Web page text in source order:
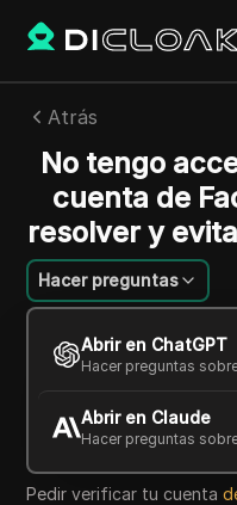
Atrás
No tengo
cuenta de
resolver y
Hacer preguntas
Abrir en ChatGPT
Hacer preguntas
Abrir en Claude
Hacer preguntas
Li Wenting
01 jul 2026 8
Copy Link
Pedir verificar tu cuenta